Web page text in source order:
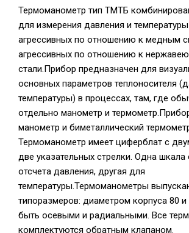
Термоманометр тип ТМТБ
для измерения давления и
агрессивных по отношению к медным
агрессивных по отношению к
стали.Прибор предназначен для
основных параметров теплоносителя
температуры) в процессах, там, где
отдельно манометр и
манометр и биметаллический
Термоманометр имеет циферблат с
две указательных стрелки. Одна шкала
отсчета давления, другая для
температуры.Термоманометры
типоразмеров: диаметром корпуса 80
быть осевыми и радиальными. Все
комплектуются обратным клапаном.